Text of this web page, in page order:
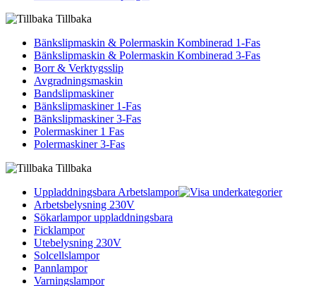
Tillbaka
Bänkslipmaskin & Polermaskin Kombinerad 1-Fas
Bänkslipmaskin & Polermaskin Kombinerad 3-Fas
Borr & Verktygsslip
Avgradningsmaskin
Bandslipmaskiner
Bänkslipmaskiner 1-Fas
Bänkslipmaskiner 3-Fas
Polermaskiner 1 Fas
Polermaskiner 3-Fas
Tillbaka
Uppladdningsbara Arbetslampor
Arbetsbelysning 230V
Sökarlampor uppladdningsbara
Ficklampor
Utebelysning 230V
Solcellslampor
Pannlampor
Varningslampor